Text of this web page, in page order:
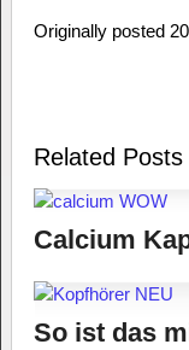
Originally posted
Related Posts
Calcium
So ist das